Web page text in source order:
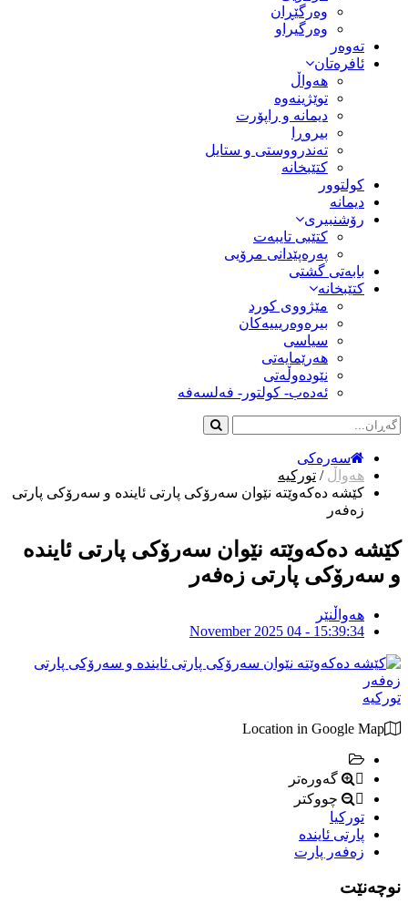
وەرگێڕان
وەرگیراو
تەوەر
ئافرەتان
هەواڵ
توێژینەوە
دیمانە و راپۆرت
بیروڕا
تەندرووستی و ستایل
کتێبخانە
کولتوور
دیمانە
رۆشنبیری
کتێبی تایبەت
پەرەپێدانی مرۆیی
بابەتی گشتی
کتێبخانە
مێژووى کورد
بیرەوەریییەکان
سیاسى
هەرێمایەتی
نێودەوڵەتی
ئەدەب- کولتور- فەلسەفە
سەرەکی
هەواڵ / تورکیە
کێشە دەکەوێتە نێوان سەرۆکی پارتی ئایندە و سەرۆکی پارتی
زەفەر
کێشە دەکەوێتە نێوان سەرۆکی پارتی ئایندە
و سەرۆکی پارتی زەفەر
هەواڵنێر
November 2025 04 - 15:39:34
تورکیە
Location in Google Map
گەورەتر
چووکتر
توركیا
پارتی ئایندە
زەفەر پارت
نوچەنێت